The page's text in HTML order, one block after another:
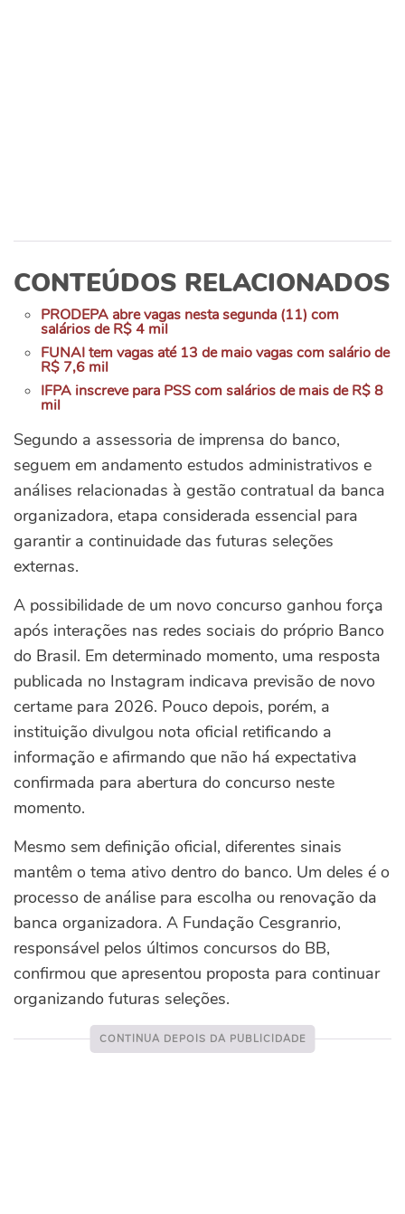
CONTEÚDOS RELACIONADOS
PRODEPA abre vagas nesta segunda (11) com
salários de R$ 4 mil
FUNAI tem vagas até 13 de maio vagas com salário de
R$ 7,6 mil
IFPA inscreve para PSS com salários de mais de R$ 8
mil
Segundo a assessoria de imprensa do banco,
seguem em andamento estudos administrativos e
análises relacionadas à gestão contratual da banca
organizadora, etapa considerada essencial para
garantir a continuidade das futuras seleções
externas.
A possibilidade de um novo concurso ganhou força
após interações nas redes sociais do próprio Banco
do Brasil. Em determinado momento, uma resposta
publicada no Instagram indicava previsão de novo
certame para 2026. Pouco depois, porém, a
instituição divulgou nota oficial retificando a
informação e afirmando que não há expectativa
confirmada para abertura do concurso neste
momento.
Mesmo sem definição oficial, diferentes sinais
mantêm o tema ativo dentro do banco. Um deles é o
processo de análise para escolha ou renovação da
banca organizadora. A Fundação Cesgranrio,
responsável pelos últimos concursos do BB,
confirmou que apresentou proposta para continuar
organizando futuras seleções.